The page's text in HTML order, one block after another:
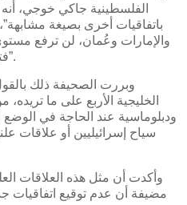
الفلسطينية جاكي خوجي،
باتفاقيات أخرى بصيغة
والإمارات وعُمان، لن ترفع
فتح السفارات على المدى القريب”.
وبررت الصحيفة ذلك
الخليجية الأربع على ما
ودبلوماسية عند الحاجة في الوضع
سياح إسرائيليين أو علاقات
وأكدت أن مثل هذه العلاقات
مضيفة أن عدم توقيع